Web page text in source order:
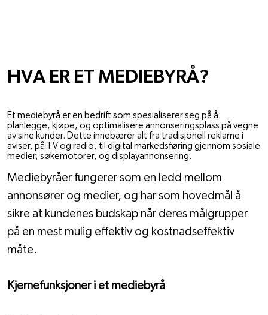
Mediebyråer fungerer som en ledd mellom
annonsører og medier, og har som hovedmål å
sikre at kundenes budskap når deres målgrupper
på en mest mulig effektiv og kostnadseffektiv
måte.
Kjernefunksjoner i et mediebyrå
HVA ER ET MEDIEBYRÅ?
Et mediebyrå er en bedrift som spesialiserer seg på å
planlegge, kjøpe, og optimalisere annonseringsplass på vegne
av sine kunder. Dette innebærer alt fra tradisjonell reklame i
aviser, på TV og radio, til digital markedsføring gjennom sosiale
medier, søkemotorer, og displayannonsering.